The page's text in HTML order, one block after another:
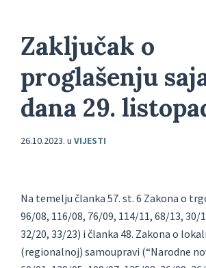
Zaključak o
proglašenju
dana 29.
26.10.2023. u VIJESTI
Na temelju članka 57. st. 6 Zakona o
96/08, 116/08, 76/09, 114/11, 68/13, 30/
32/20, 33/23) i članka 48. Zakona o
(regionalnoj) samoupravi (“Narodne